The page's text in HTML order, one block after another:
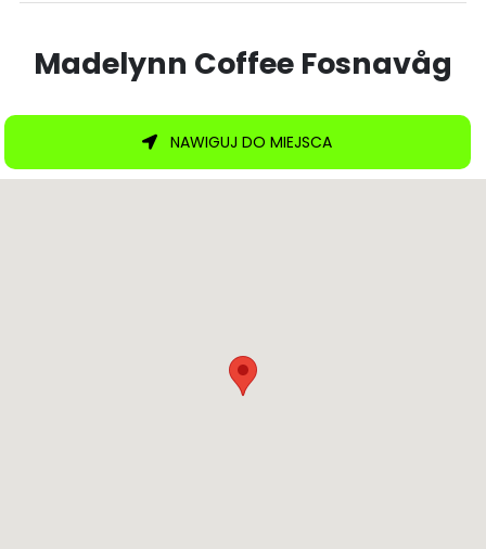
Madelynn Coffee Fosnavåg
NAWIGUJ DO MIEJSCA